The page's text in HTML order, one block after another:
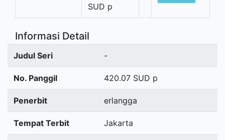
SUD p
Informasi Detail
Judul Seri -
No. Panggil 420.07 SUD p
Penerbit erlangga
Tempat Terbit Jakarta